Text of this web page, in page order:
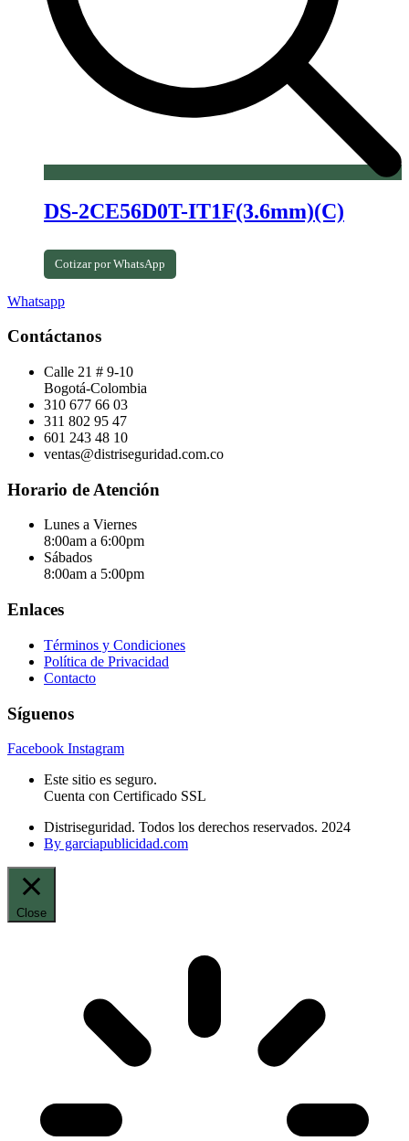
DS-2CE56D0T-IT1F(3.6mm)(C)
Cotizar por WhatsApp
Whatsapp
Contáctanos
Calle 21 # 9-10
Bogotá-Colombia
310 677 66 03
311 802 95 47
601 243 48 10
ventas@distriseguridad.com.co
Horario de Atención
Lunes a Viernes
8:00am a 6:00pm
Sábados
8:00am a 5:00pm
Enlaces
Términos y Condiciones
Política de Privacidad
Contacto
Síguenos
Facebook Instagram
Este sitio es seguro.
Cuenta con Certificado SSL
Distriseguridad. Todos los derechos reservados. 2024
By garciapublicidad.com
Close